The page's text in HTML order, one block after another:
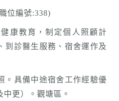
位編號:338)
康教育，制定個人照顧計
到診醫生服務、宿舍運作及
。具備中途宿舍工作經驗優
更）。觀塘區。